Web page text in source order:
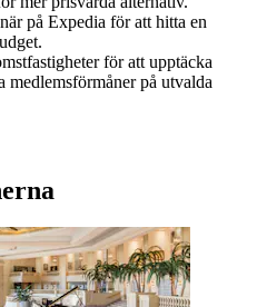
på Expedia för att hitta en
för att upptäcka
medlemsförmåner på utvalda